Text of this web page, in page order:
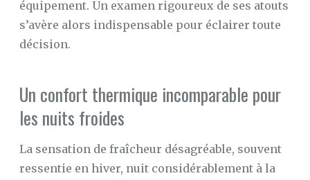
équipement. Un examen rigoureux de ses atouts
s’avère alors indispensable pour éclairer toute
décision.
Un confort thermique incomparable pour
les nuits froides
La sensation de fraîcheur désagréable, souvent
ressentie en hiver, nuit considérablement à la